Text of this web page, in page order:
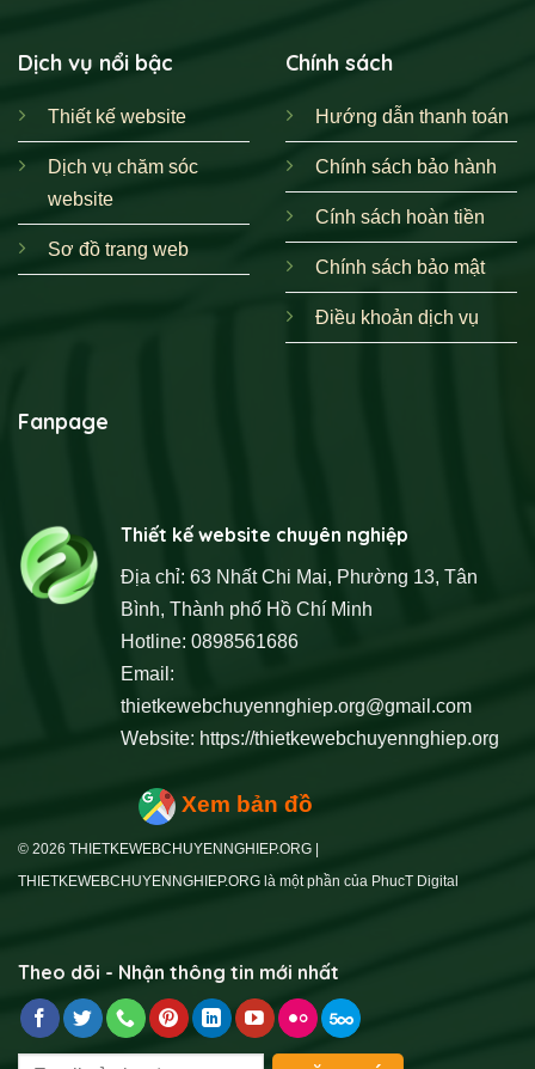
Dịch vụ nổi bậc
Thiết kế website
Dịch vụ chăm sóc
website
Sơ đồ trang web
Chính sách
Hướng dẫn thanh toán
Chính sách bảo hành
Cính sách hoàn tiền
Chính sách bảo mật
Điều khoản dịch vụ
Fanpage
Thiết kế website chuyên nghiệp
Địa chỉ: 63 Nhất Chi Mai, Phường 13, Tân
Bình, Thành phố Hồ Chí Minh
Hotline: 0898561686
Email:
thietkewebchuyennghiep.org@gmail.com
Website: https://thietkewebchuyennghiep.org
Xem bản đồ
© 2026 THIETKEWEBCHUYENNGHIEP.ORG |
THIETKEWEBCHUYENNGHIEP.ORG là một phần của PhucT Digital
Theo dõi - Nhận thông tin mới nhất